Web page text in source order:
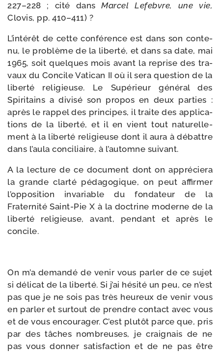
227–228 ; cité dansMarcel Lefebvre, une vie,
Clovis, pp. 410–411) ?
L’intérêt de cette confé­rence est dans son conte­
nu, le pro­blème de la liber­té, et dans sa date, mai
1965, soit quelques mois avant la reprise des tra­
vaux du Concile Vatican II où il sera ques­tion de la
liber­té reli­gieuse. Le Supérieur géné­ral des
Spiritains a divi­sé son pro­pos en deux par­ties :
après le rap­pel des prin­cipes, il traite des appli­ca­
tions de la liber­té, et il en vient tout natu­rel­le­
ment à la liber­té reli­gieuse dont il aura à débattre
dans l’aula conci­liaire, à l’automne suivant.
A la lec­ture de ce docu­ment dont on appré­cie­ra
la grande clar­té péda­go­gique, on peut affir­mer
l’opposition inva­riable du fon­da­teur de la
Fraternité Saint-​Pie X à la doc­trine moderne de la
liber­té reli­gieuse, avant, pen­dant et après le
concile.
On m’a deman­dé de venir vous par­ler de ce sujet
si déli­cat de la liber­té. Si j’ai hési­té un peu, ce n’est
pas que je ne sois pas très heu­reux de venir vous
en par­ler et sur­tout de prendre contact avec vous
et de vous encou­ra­ger. C’est plu­tôt parce que, pris
par des tâches nom­breuses, je crai­gnais de ne
pas vous don­ner satis­fac­tion et de ne pas être